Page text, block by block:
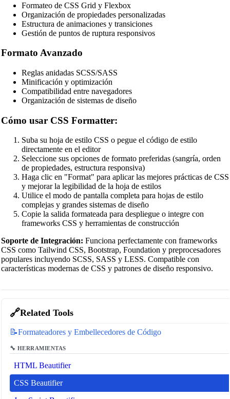
🔗Related Tools
📝Formateadores y Embellecedores de Código
🔧 HERRAMIENTAS
HTML Beautifier
CSS Beautifier
Formateo de CSS Grid y Flexbox
Organización de propiedades personalizadas
Estructura de animaciones y transiciones
Gestión de puntos de ruptura responsivos
Formato Avanzado
Reglas anidadas SCSS/SASS
Minificación y optimización
Compatibilidad entre navegadores
Organización de sistemas de diseño
Cómo usar CSS Formatter:
Suba su hoja de estilo CSS o pegue el código de estilo
directamente en el editor
Seleccione sus opciones de formato preferidas (sangría, orden
de propiedades, estructura responsiva)
Haga clic en "Format" para aplicar las mejores prácticas de CSS
y mejorar la legibilidad de la hoja de estilos
Utilice el modo de pantalla completa para hojas de estilo
complejas y grandes sistemas de diseño
Copie la salida formateada para despliegue o integre con
frameworks CSS y herramientas de construcción
Soporte de Integración: Funciona perfectamente con frameworks
CSS como Tailwind CSS, Bootstrap, Foundation y preprocesadores
populares incluyendo SCSS, SASS y LESS. Compatible con
características modernas de CSS y patrones de diseño responsivo.